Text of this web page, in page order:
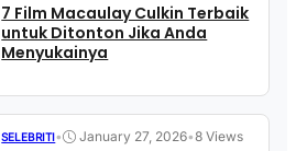
7 Film Macaulay Culkin Terbaik
untuk Ditonton Jika Anda
Menyukainya
SELEBRITI• January 27, 2026•8 Views